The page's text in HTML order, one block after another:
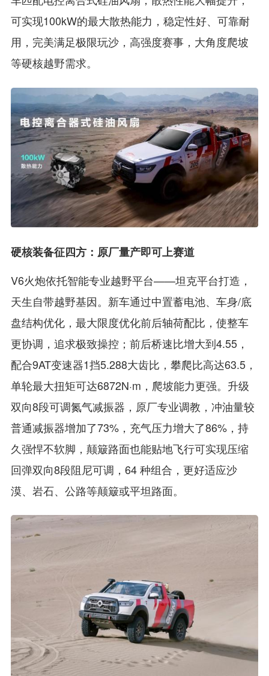
可实现100kW的最大散热能力，稳定性好、可靠耐
用，完美满足极限玩沙，高强度赛事，大角度爬坡
等硬核越野需求。
硬核装备征四方：原厂量产即可上赛道
V6火炮依托智能专业越野平台——坦克平台打造，
天生自带越野基因。新车通过中置蓄电池、车身/底
盘结构优化，最大限度优化前后轴荷配比，使整车
更协调，追求极致操控；前后桥速比增大到4.55，
配合9AT变速器1挡5.288大齿比，攀爬比高达63.5，
单轮最大扭矩可达6872N·m，爬坡能力更强。升级
双向8段可调氮气减振器，原厂专业调教，冲油量较
普通减振器增加了73%，充气压力增大了86%，持
久强悍不软脚，颠簸路面也能贴地飞行可实现压缩
回弹双向8段阻尼可调，64 种组合，更好适应沙
漠、岩石、公路等颠簸或平坦路面。